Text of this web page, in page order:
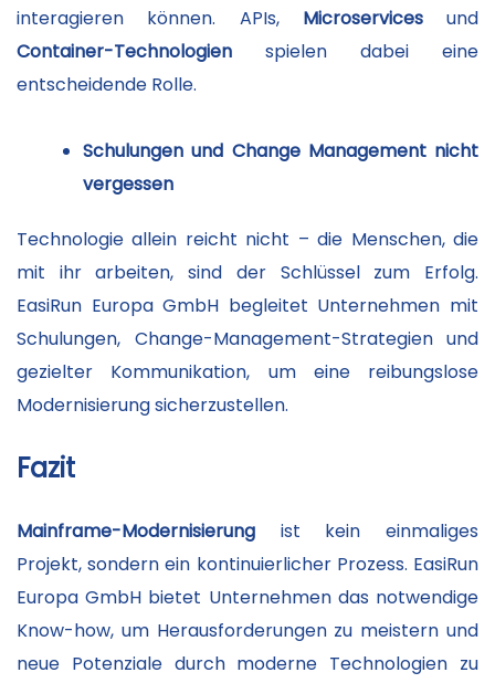
interagieren können. APIs, Microservicesund
Container-Technologien spielen dabei eine
entscheidende Rolle.
Schulungen und Change Management nicht
vergessen
Technologie allein reicht nicht – die Menschen, die
mit ihr arbeiten, sind der Schlüssel zum Erfolg.
EasiRun Europa GmbH begleitet Unternehmen mit
Schulungen, Change-Management-Strategien und
gezielter Kommunikation, um eine reibungslose
Modernisierung sicherzustellen.
Fazit
Mainframe-Modernisierung ist kein einmaliges
Projekt, sondern ein kontinuierlicher Prozess. EasiRun
Europa GmbH bietet Unternehmen das notwendige
Know-how, um Herausforderungen zu meistern und
neue Potenziale durch moderne Technologien zu